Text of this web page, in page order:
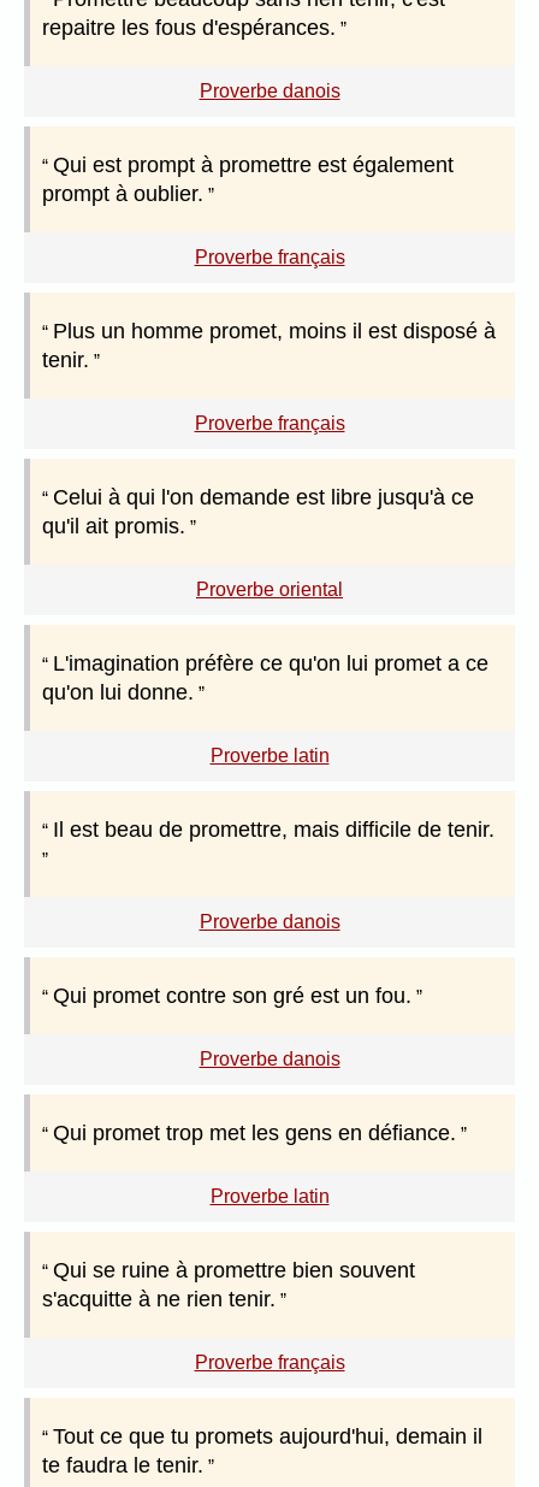
repaitre les fous d'espérances.
Proverbe danois
Qui est prompt à promettre est également
prompt à oublier.
Proverbe français
Plus un homme promet, moins il est disposé à
tenir.
Proverbe français
Celui à qui l'on demande est libre jusqu'à ce
qu'il ait promis.
Proverbe oriental
L'imagination préfère ce qu'on lui promet a ce
qu'on lui donne.
Proverbe latin
Il est beau de promettre, mais difficile de tenir.
Proverbe danois
Qui promet contre son gré est un fou.
Proverbe danois
Qui promet trop met les gens en défiance.
Proverbe latin
Qui se ruine à promettre bien souvent
s'acquitte à ne rien tenir.
Proverbe français
Tout ce que tu promets aujourd'hui, demain il
te faudra le tenir.